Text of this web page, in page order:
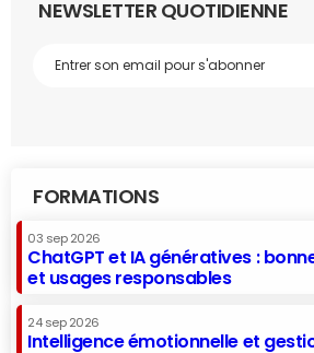
NEWSLETTER QUOTIDIENNE
FORMATIONS
03 sep 2026
ChatGPT et IA génératives :
et usages responsables
24 sep 2026
Intelligence émotionnelle et